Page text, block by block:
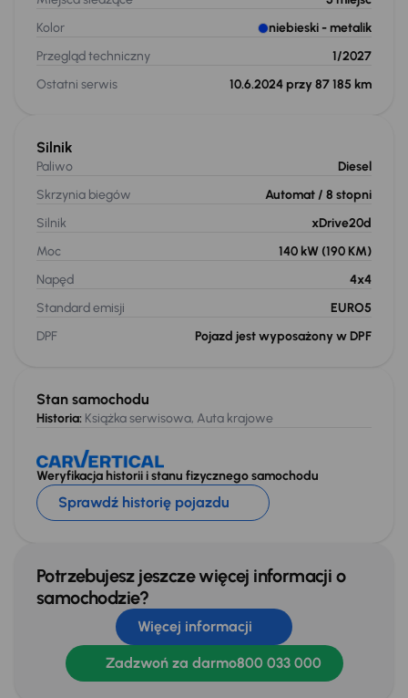
Kolor
niebieski - metalik
Przegląd techniczny
1/2027
Ostatni serwis
10.6.2024 przy 87 185 km
Stan samochodu
Historia: Książka serwisowa, Auta krajowe
Weryfikacja historii i stanu fizycznego samochodu
Sprawdź historię pojazdu
Silnik
Paliwo
Diesel
Skrzynia biegów
Automat / 8 stopni
Silnik
xDrive20d
Moc
140 kW (190 KM)
Napęd
4x4
Standard emisji
EURO5
DPF
Pojazd jest wyposażony w DPF
Potrzebujesz jeszcze więcej informacji o
samochodzie?
Więcej informacji
Zadzwoń za darmo800 033 000